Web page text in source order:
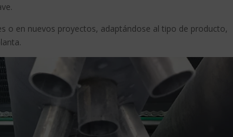
o en nuevos proyectos, adaptándose al tipo de producto,